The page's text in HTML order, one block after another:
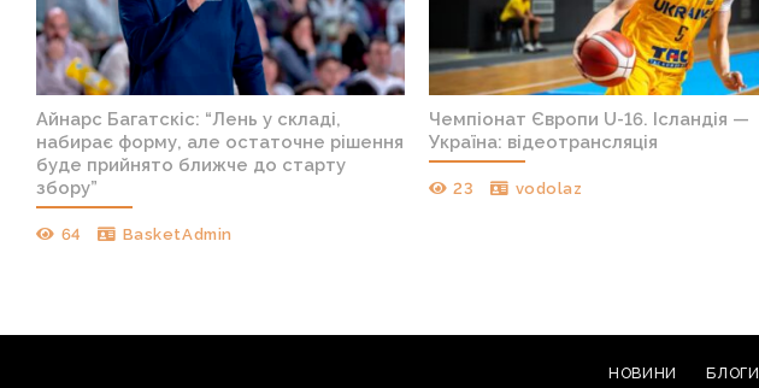
Айнарс Багатскіс: “Лень у складі,
набирає форму, але остаточне рішення
буде прийнято ближче до старту
збору”
64 BasketAdmin
Чемпіонат Європи U-16. Ісландія —
Україна: відеотрансляція
23 vodolaz
НОВИНИ БЛОГИ